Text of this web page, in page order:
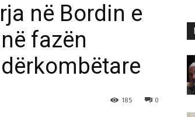
në Bordin e
fazën
0
185